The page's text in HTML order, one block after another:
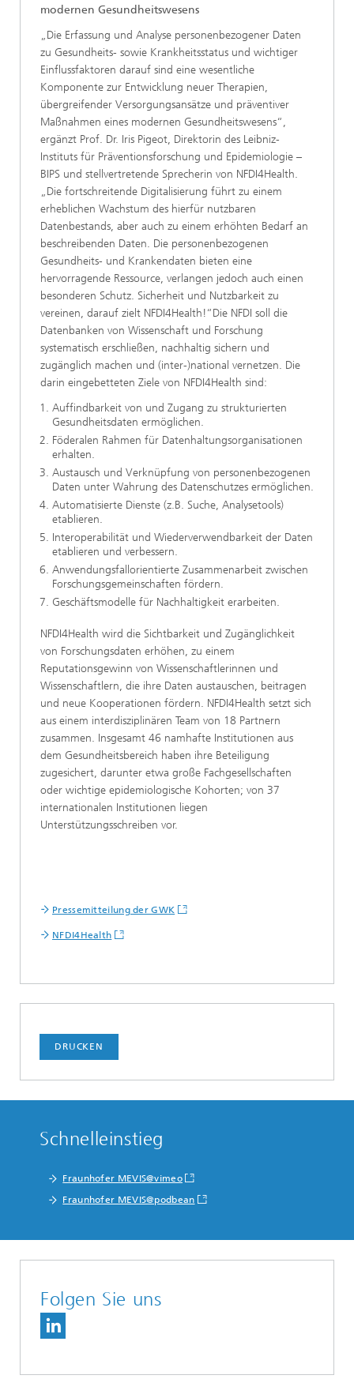
modernen Gesundheitswesens
„Die Erfassung und Analyse personenbezogener Daten
zu Gesundheits- sowie Krankheitsstatus und wichtiger
Einflussfaktoren darauf sind eine wesentliche
Komponente zur Entwicklung neuer Therapien,
übergreifender Versorgungsansätze und präventiver
Maßnahmen eines modernen Gesundheitswesens“,
ergänzt Prof. Dr. Iris Pigeot, Direktorin des Leibniz-
Instituts für Präventionsforschung und Epidemiologie –
BIPS und stellvertretende Sprecherin von NFDI4Health.
„Die fortschreitende Digitalisierung führt zu einem
erheblichen Wachstum des hierfür nutzbaren
Datenbestands, aber auch zu einem erhöhten Bedarf an
beschreibenden Daten. Die personenbezogenen
Gesundheits- und Krankendaten bieten eine
hervorragende Ressource, verlangen jedoch auch einen
besonderen Schutz. Sicherheit und Nutzbarkeit zu
vereinen, darauf zielt NFDI4Health!“Die NFDI soll die
Datenbanken von Wissenschaft und Forschung
systematisch erschließen, nachhaltig sichern und
zugänglich machen und (inter-)national vernetzen. Die
darin eingebetteten Ziele von NFDI4Health sind:
Auffindbarkeit von und Zugang zu strukturierten
Gesundheitsdaten ermöglichen.
Föderalen Rahmen für Datenhaltungsorganisationen
erhalten.
Austausch und Verknüpfung von personenbezogenen
Daten unter Wahrung des Datenschutzes ermöglichen.
Automatisierte Dienste (z.B. Suche, Analysetools)
etablieren.
Interoperabilität und Wiederverwendbarkeit der Daten
etablieren und verbessern.
Anwendungsfallorientierte Zusammenarbeit zwischen
Forschungsgemeinschaften fördern.
Geschäftsmodelle für Nachhaltigkeit erarbeiten.
NFDI4Health wird die Sichtbarkeit und Zugänglichkeit
von Forschungsdaten erhöhen, zu einem
Reputationsgewinn von Wissenschaftlerinnen und
Wissenschaftlern, die ihre Daten austauschen, beitragen
und neue Kooperationen fördern. NFDI4Health setzt sich
aus einem interdisziplinären Team von 18 Partnern
zusammen. Insgesamt 46 namhafte Institutionen aus
dem Gesundheitsbereich haben ihre Beteiligung
zugesichert, darunter etwa große Fachgesellschaften
oder wichtige epidemiologische Kohorten; von 37
internationalen Institutionen liegen
Unterstützungsschreiben vor.
Pressemitteilung der GWK
NFDI4Health
DRUCKEN
Schnelleinstieg
Fraunhofer MEVIS@vimeo
Fraunhofer MEVIS@podbean
Folgen Sie uns